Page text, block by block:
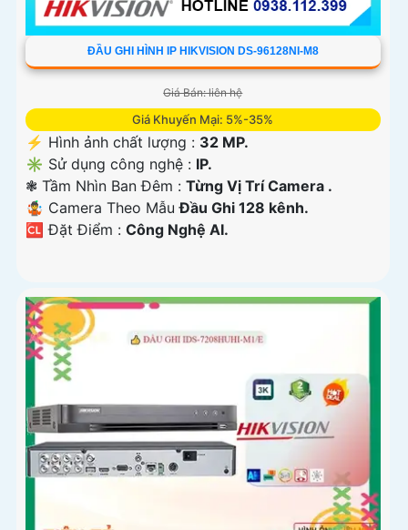
ĐẦU GHI HÌNH IP HIKVISION DS-96128NI-M8
Giá Bán: liên hệ
Giá Khuyến Mại: 5%-35%
️⚡ Hình ảnh chất lượng : 32 MP.
✳️ Sử dụng công nghệ : IP.
❃ Tầm Nhìn Ban Đêm : Từng Vị Trí Camera .
🤹 Camera Theo MẫuĐầu Ghi 128 kênh.
️🆑 Đặt Điểm : Công Nghệ AI.